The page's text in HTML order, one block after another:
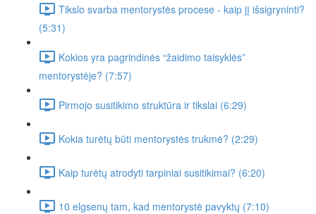
Tikslo svarba mentorystės procese - kaip jį išsigryninti?
(5:31)
Kokios yra pagrindinės “žaidimo taisyklės”
mentorystėje? (7:57)
Pirmojo susitikimo struktūra ir tikslai (6:29)
Kokia turėtų būti mentorystės trukmė? (2:29)
Kaip turėtų atrodyti tarpiniai susitikimai? (6:20)
10 elgsenų tam, kad mentorystė pavyktų (7:10)